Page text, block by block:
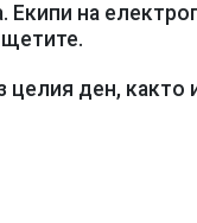
на
ден, както